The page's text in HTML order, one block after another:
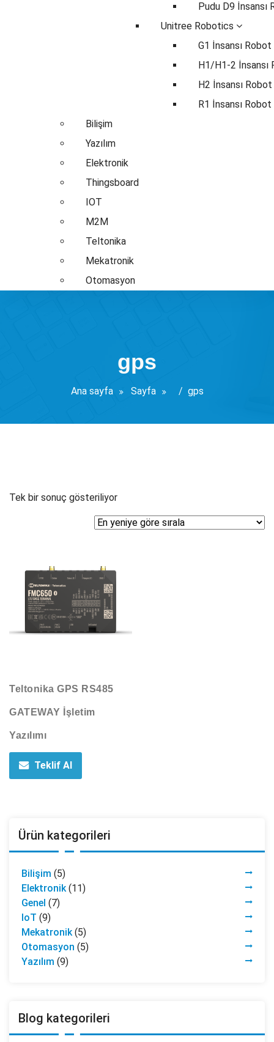
Pudu D9 İnsansı
Unitree Robotics
G1 İnsansı Robot
H1/H1-2 İnsansı
H2 İnsansı Robot
R1 İnsansı Robot
Bilişim
Yazılım
Elektronik
Thingsboard
IOT
M2M
Teltonika
Mekatronik
Otomasyon
gps
Ana sayfa Sayfa / gps
Tek bir sonuç gösteriliyor
Teltonika GPS RS485
GATEWAY İşletim
Yazılımı
Teklif Al
Ürün kategorileri
Bilişim (5)
Elektronik (11)
Genel (7)
IoT (9)
Mekatronik (5)
Otomasyon (5)
Yazılım (9)
Blog kategorileri